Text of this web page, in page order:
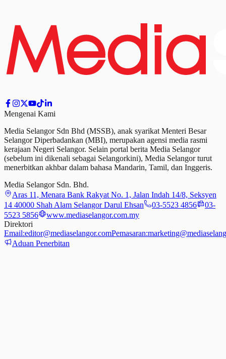
Mengenai Kami
Media Selangor Sdn Bhd (MSSB), anak syarikat Menteri Besar
Selangor Diperbadankan (MBI), merupakan agensi media rasmi
kerajaan Negeri Selangor. Selain portal berita Media Selangor
(sebelum ini dikenali sebagai Selangorkini), Media Selangor turut
menerbitkan akhbar dalam bahasa Mandarin, Tamil, dan Inggeris.
Media Selangor Sdn. Bhd.
Aras 11, Menara Bank Rakyat No. 1, Jalan Indah 14/8, Seksyen
14 40000 Shah Alam Selangor Darul Ehsan
03-5523 4856
03-
5523 5856
www.mediaselangor.com.my
Direktori
Email:editor@mediaselangor.comPemasaran:
Aduan Penerbitan